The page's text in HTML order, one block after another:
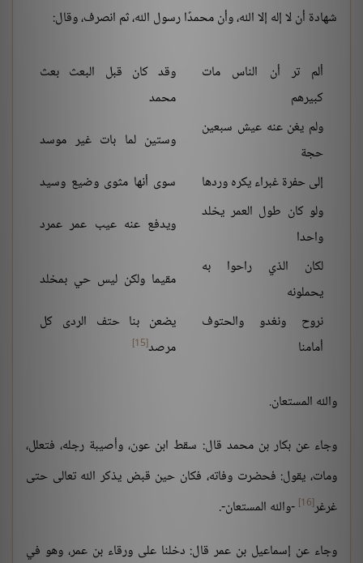
شهادة أن لا إله إلا الله، وأن محمدًا رسول الله، ثم انصرف، وقال:
ألم تر أن الناس مات
كبيرهم
وقد كان قبل البعث بعث
محمد
ولم يغن عنه عيش سبعين
حجة
وستين لما بات غير موسد
إلى حفرة غبراء يكره وردها
سوى أنها مثوى وضيع وسيد
ولو كان طول العمر يخلد
واحدا
ويدفع عنه عيب عمر عمرد
لكان الذي راحوا به
يحملونه
مقيما ولكن ليس حي بمخلد
نروح ونغدو والحتوف
أمامنا
يضعن بنا حتف الردى كل
مرصد[15]
والله المستعان.
وجاء عن بكار بن محمد قال: سقط ابن عون، وأصيبة رجله، فتعلل،
ومات، يقول: فحضرت وفاته، فكان حين قبض يذكر الله تعالى حتى
غرغر[16]
-والله المستعان-.
وجاء عن إسماعيل بن عمر قال: دخلنا على ورقاء بن عمر، وهو في